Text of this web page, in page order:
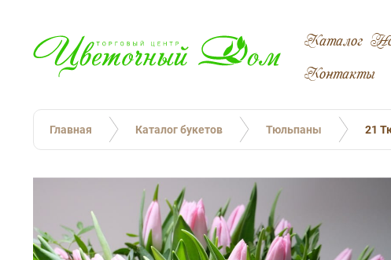
Каталог
Контакты
Главная Каталог букетов Тюльпаны 21